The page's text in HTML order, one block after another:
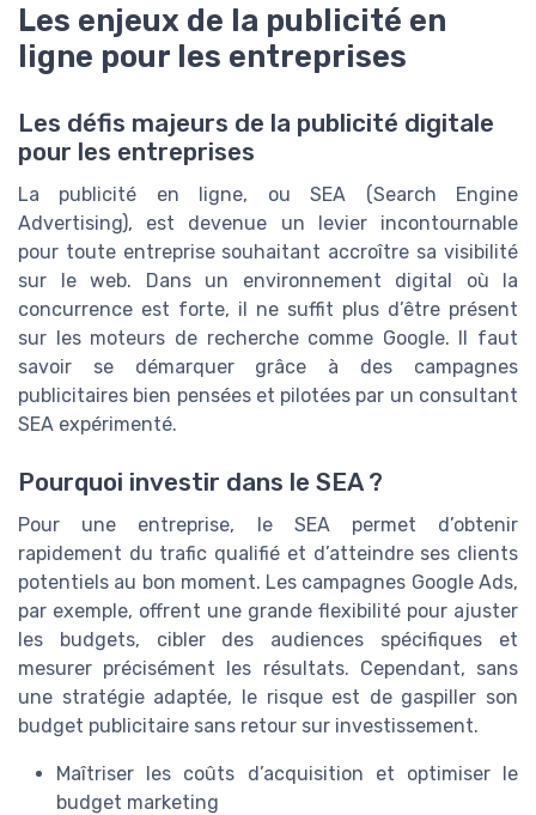
Les enjeux de la publicité en
ligne pour les entreprises
Les défis majeurs de la publicité digitale
pour les entreprises
La publicité en ligne, ou SEA (Search Engine
Advertising), est devenue un levier incontournable
pour toute entreprise souhaitant accroître sa visibilité
sur le web. Dans un environnement digital où la
concurrence est forte, il ne suffit plus d’être présent
sur les moteurs de recherche comme Google. Il faut
savoir se démarquer grâce à des campagnes
publicitaires bien pensées et pilotées par un consultant
SEA expérimenté.
Pourquoi investir dans le SEA ?
Pour une entreprise, le SEA permet d’obtenir
rapidement du trafic qualifié et d’atteindre ses clients
potentiels au bon moment. Les campagnes Google Ads,
par exemple, offrent une grande flexibilité pour ajuster
les budgets, cibler des audiences spécifiques et
mesurer précisément les résultats. Cependant, sans
une stratégie adaptée, le risque est de gaspiller son
budget publicitaire sans retour sur investissement.
Maîtriser les coûts d’acquisition et optimiser le
budget marketing